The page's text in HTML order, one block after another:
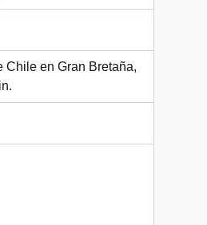
Chile en Gran Bretaña,